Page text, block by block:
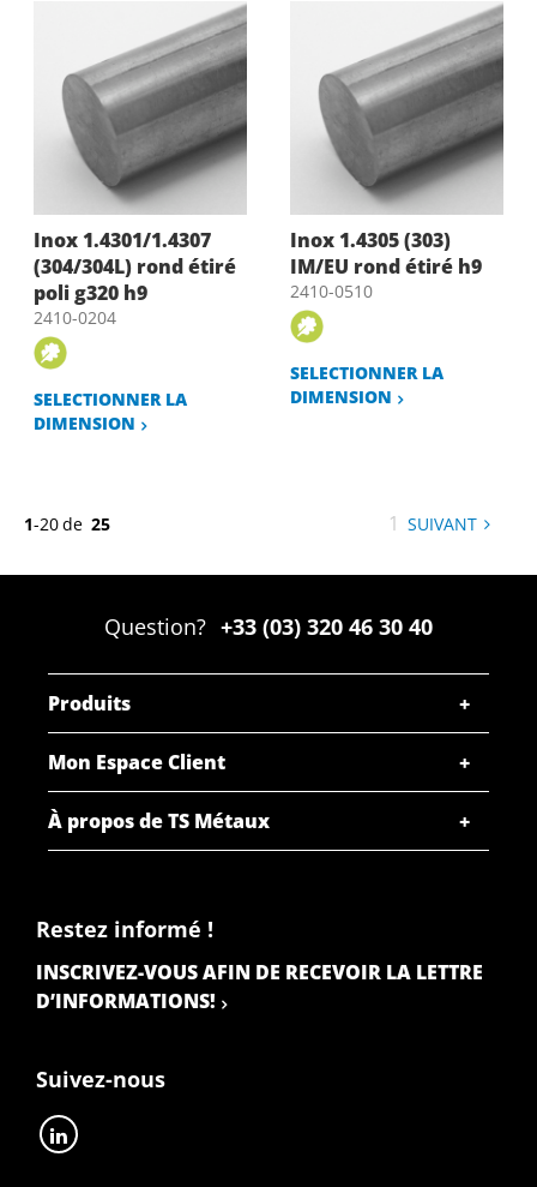
Inox 1.4301/1.4307
(304/304L) rond étiré
poli g320 h9
2410-0204
SELECTIONNER LA
DIMENSION
Inox 1.4305 (303)
IM/EU rond étiré h9
2410-0510
SELECTIONNER LA
DIMENSION
1-20de 25
Vous
sur
la
page
1 SUIVANT PAGE
Question? +33 (03) 320 46 30 40
Produits
Mon Espace Client
À propos de TS Métaux
Restez informé !
INSCRIVEZ-VOUS AFIN DE RECEVOIR LA LETTRE
D’INFORMATIONS!
Suivez-nous